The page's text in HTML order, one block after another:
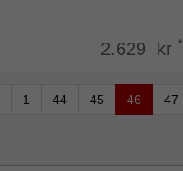
2.629 kr *
1 44 45 46 47